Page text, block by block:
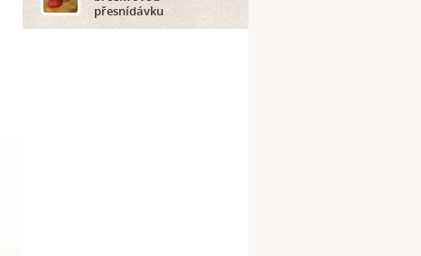
přesnídávku